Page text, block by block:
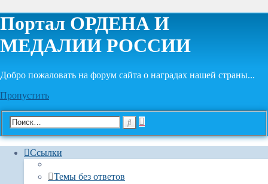
Портал ОРДЕНА И
МЕДАЛИИ РОССИИ
Добро пожаловать на форум сайта о наградах нашей страны...
Пропустить
Расширенный
Ссылки
Темы без ответов